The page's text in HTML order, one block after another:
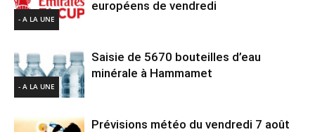
- A LA UNE
européens de vendredi
- A LA UNE
Saisie de 5670 bouteilles d’eau
minérale à Hammamet
Prévisions météo du vendredi 7 août